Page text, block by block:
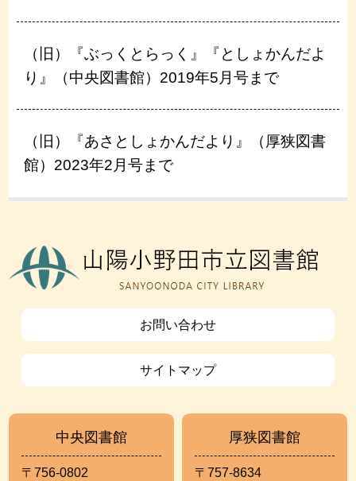
（旧）『ぶっくとらっく』『としょかんだよ
り』（中央図書館）2019年5月号まで
（旧）『あさとしょかんだより』（厚狭図書
館）2023年2月号まで
お問い合わせ
サイトマップ
中央図書館
〒756-0802
厚狭図書館
〒757-8634